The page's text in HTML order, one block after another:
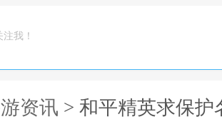
我！
资讯 > 和平精英求保